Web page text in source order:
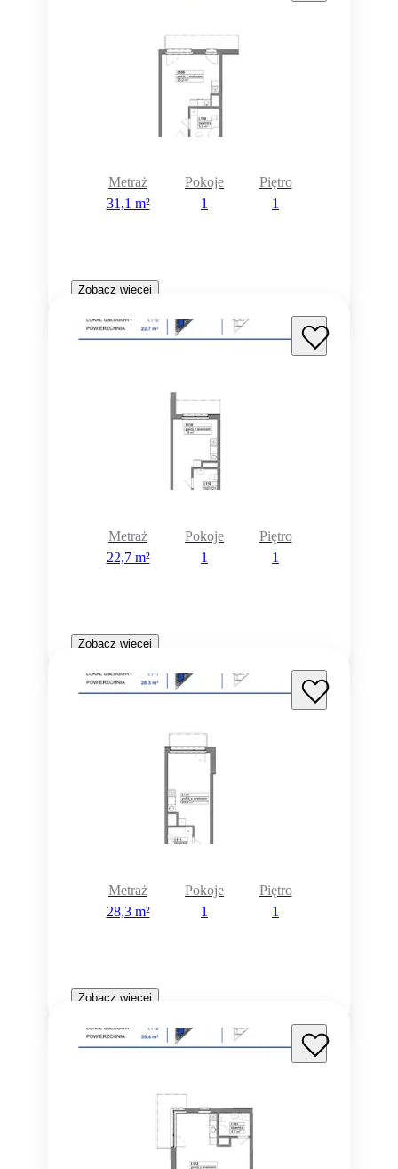
Metraż
31,1 m²
Pokoje
1
Piętro
1
Zobacz więcej
Metraż
22,7 m²
Pokoje
1
Piętro
1
Zobacz więcej
Metraż
28,3 m²
Pokoje
1
Piętro
1
Zobacz więcej